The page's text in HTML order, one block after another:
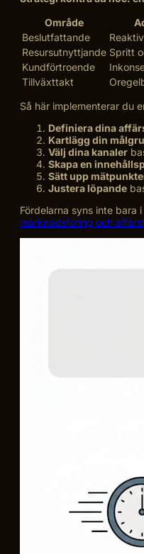
Område
Beslutfattande
Resursutnyttjande Spritt
Kundförtroende
Tillväxttakt
Så här implementerar du
Definiera dina
Kartlägg din
Välj dina kanaler
Skapa en
Sätt upp
Justera löpande
Fördelarna syns inte
marknadsföring och